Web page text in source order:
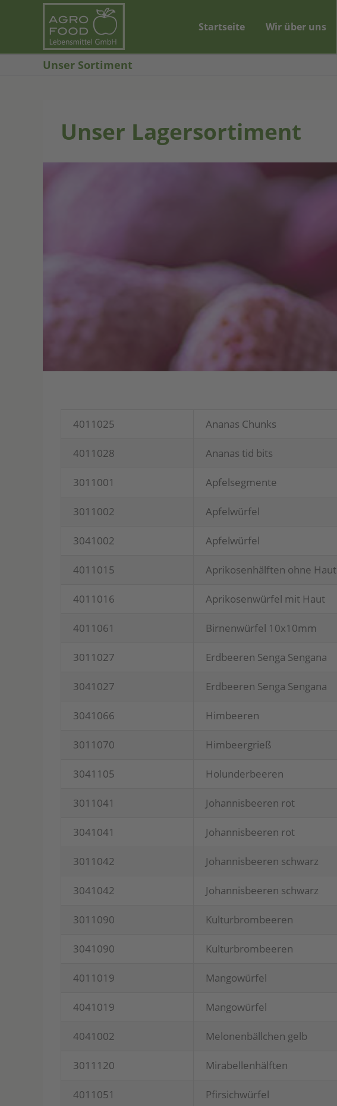
Startseite Wir über uns
Unser Sortiment
Unser Lagersortiment
4011025 Ana­nas Chunks
4011028 Ana­nas tid bits
3011001 Apfel­seg­men­te
3011002 Apfel­wür­fel
3041002 Apfel­wür­fel
4011015 Apri­ko­sen­hälf­ten ohne Haut
4011016 Apri­ko­sen­wür­fel mit Haut
4011061 Bir­nen­wür­fel 10x10mm
3011027 Erd­bee­ren Sen­ga Sengana
3041027 Erd­bee­ren Sen­ga Sengana
3041066 Him­bee­ren
3011070 Him­beer­grieß
3041105 Holun­der­bee­ren
3011041 Johan­nis­bee­ren rot
3041041 Johan­nis­bee­ren rot
3011042 Johan­nis­bee­ren schwarz
3041042 Johan­nis­bee­ren schwarz
3011090 Kul­tur­brom­bee­ren
3041090 Kul­tur­brom­bee­ren
4011019 Man­go­wür­fel
4041019 Man­go­wür­fel
4041002 Melo­nen­bäll­chen gelb
3011120 Mira­bel­len­hälf­ten
4011051 Pfir­sich­wür­fel